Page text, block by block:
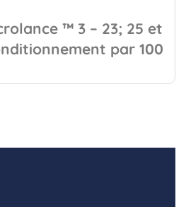
™ 3 – 23; 25 et
par 100